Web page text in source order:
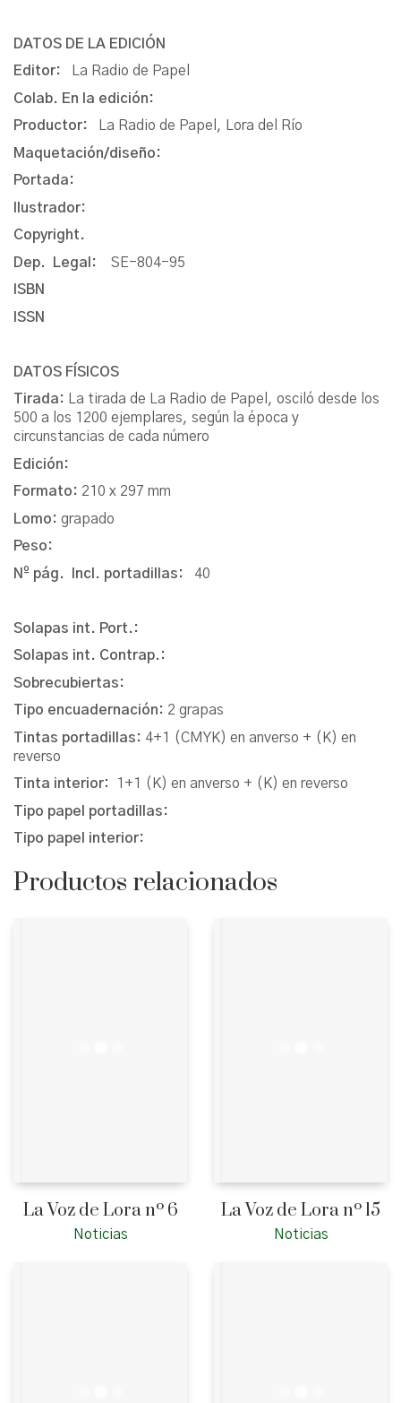
DATOS DE LA EDICIÓN
Editor:
La Radio de Papel
Colab. En la edición:
Productor:
La Radio de Papel, Lora del Río
Maquetación/diseño:
Portada:
Ilustrador:
Copyright.
Dep. Legal: SE-804-95
ISBN
ISSN
DATOS FÍSICOS
Tirada: La tirada de La Radio de Papel, osciló desde los
500 a los 1200 ejemplares, según la época y
circunstancias de cada número
Edición:
Formato: 210 x 297 mm
Lomo: grapado
Peso:
Nº pág. Incl. portadillas: 40
Solapas int. Port.:
Solapas int. Contrap.:
Sobrecubiertas:
Tipo encuadernación: 2 grapas
Tintas portadillas: 4+1 (CMYK) en anverso + (K) en
reverso
Tinta interior:
1+1 (K) en anverso + (K) en reverso
Tipo papel portadillas:
Tipo papel interior:
Productos relacionados
La Voz de Lora nº 6
Noticias
La Voz de Lora nº 15
Noticias